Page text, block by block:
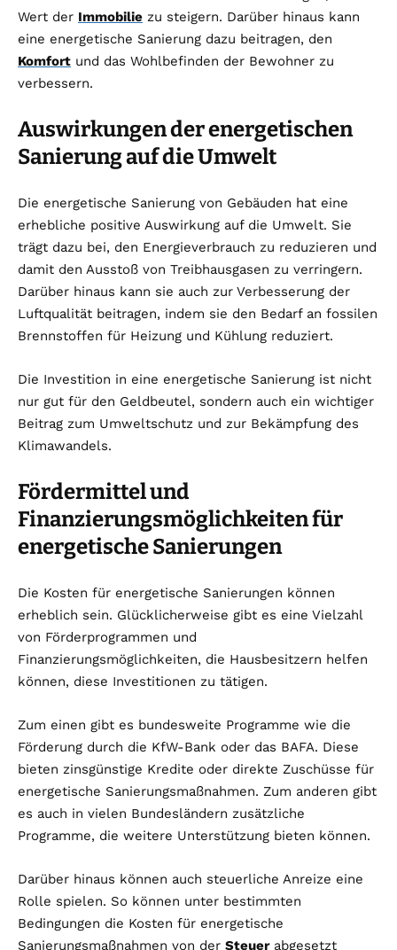
Wert der Immobilie zu steigern. Darüber hinaus kann
eine energetische Sanierung dazu beitragen, den
Komfort und das Wohlbefinden der Bewohner zu
verbessern.
Auswirkungen der energetischen
Sanierung auf die Umwelt
Die energetische Sanierung von Gebäuden hat eine
erhebliche positive Auswirkung auf die Umwelt. Sie
trägt dazu bei, den Energieverbrauch zu reduzieren und
damit den Ausstoß von Treibhausgasen zu verringern.
Darüber hinaus kann sie auch zur Verbesserung der
Luftqualität beitragen, indem sie den Bedarf an fossilen
Brennstoffen für Heizung und Kühlung reduziert.
Die Investition in eine energetische Sanierung ist nicht
nur gut für den Geldbeutel, sondern auch ein wichtiger
Beitrag zum Umweltschutz und zur Bekämpfung des
Klimawandels.
Fördermittel und
Finanzierungsmöglichkeiten für
energetische Sanierungen
Die Kosten für energetische Sanierungen können
erheblich sein. Glücklicherweise gibt es eine Vielzahl
von Förderprogrammen und
Finanzierungsmöglichkeiten, die Hausbesitzern helfen
können, diese Investitionen zu tätigen.
Zum einen gibt es bundesweite Programme wie die
Förderung durch die KfW-Bank oder das BAFA. Diese
bieten zinsgünstige Kredite oder direkte Zuschüsse für
energetische Sanierungsmaßnahmen. Zum anderen gibt
es auch in vielen Bundesländern zusätzliche
Programme, die weitere Unterstützung bieten können.
Darüber hinaus können auch steuerliche Anreize eine
Rolle spielen. So können unter bestimmten
Bedingungen die Kosten für energetische
Sanierungsmaßnahmen von der Steuerabgesetzt